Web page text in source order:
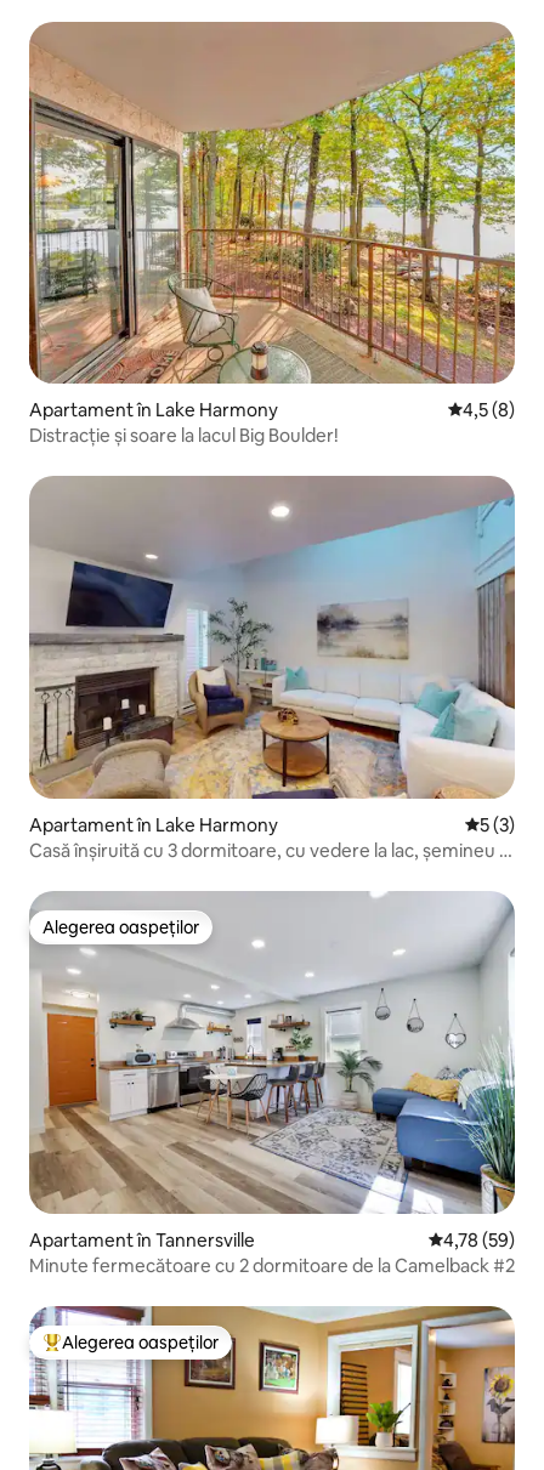
Apartament în Lake Harmony Scor
4,5 (8)
Distracție și soare la lacul Big Boulder!
Apartament în Lake Harmony Scor
5 (3)
Casă înșiruită cu 3 dormitoare, cu vedere la lac, șemineu și
Alegerea oaspeților
Alegerea oaspeților
Apartament în Tannersville Scor mediu
4,78 (59)
Minute fermecătoare cu 2 dormitoare de la Camelback #2
Locuință din topul categoriei Alegerea oaspeților
Alegerea oaspeților